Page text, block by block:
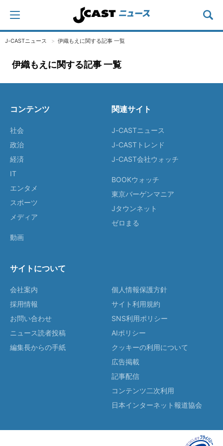
J-CASTニュース 伊織もえに関する記事 一覧
伊織もえに関する記事 一覧
コンテンツ
社会
政治
経済
IT
エンタメ
スポーツ
メディア
動画
関連サイト
J-CASTニュース
J-CASTトレンド
J-CAST会社ウォッチ
BOOKウォッチ
東京バーゲンマニア
Jタウンネット
ゼロまる
サイトについて
会社案内
採用情報
お問い合わせ
ニュース読者投稿
編集長からの手紙
個人情報保護方針
サイト利用規約
SNS利用ポリシー
AIポリシー
クッキーの利用について
広告掲載
記事配信
コンテンツ二次利用
日本インターネット報道協会